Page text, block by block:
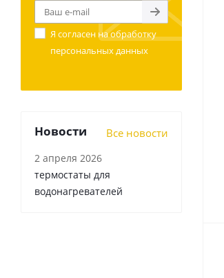
Я согласен наобработку
персональных данных
Новости Все новости
2 апреля 2026
термостаты для
водонагревателей